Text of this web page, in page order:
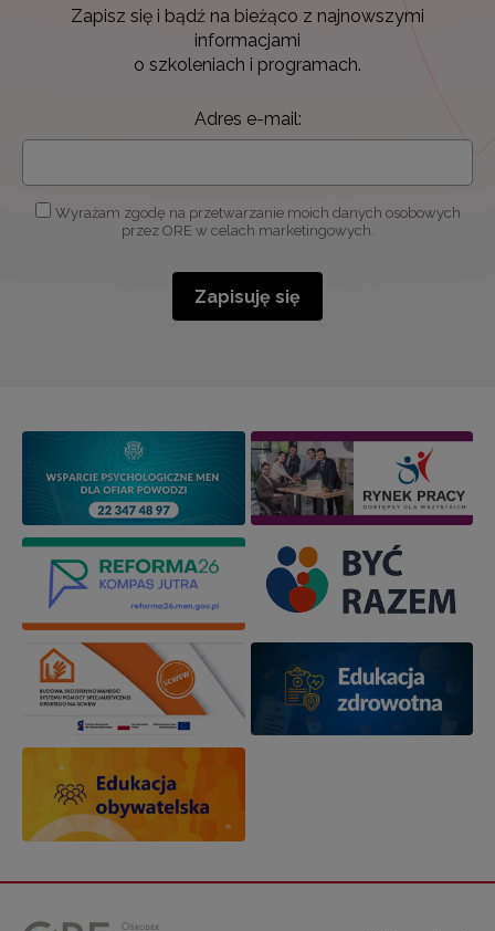
Zapisz się i bądź na bieżąco z najnowszymi
informacjami
o szkoleniach i programach.
Adres e-mail:
Wyrażam zgodę na przetwarzanie moich danych osobowych
przez ORE w celach marketingowych.
Zapisuję się